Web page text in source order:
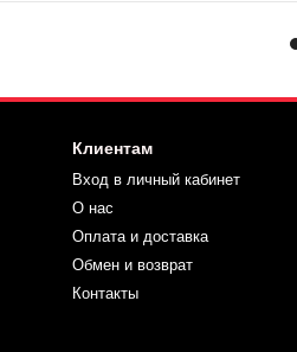
Клиентам
Вход в личный кабинет
О нас
Оплата и доставка
Обмен и возврат
Контакты